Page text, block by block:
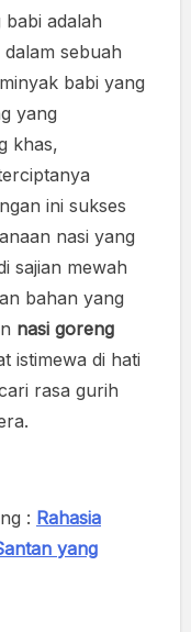
adalah
sebuah
babi yang
yang
khas,
ini sukses
nasi yang
sajian mewah
bahan yang
nasi goreng
istimewa di hati
rasa gurih
: Rahasia
yang